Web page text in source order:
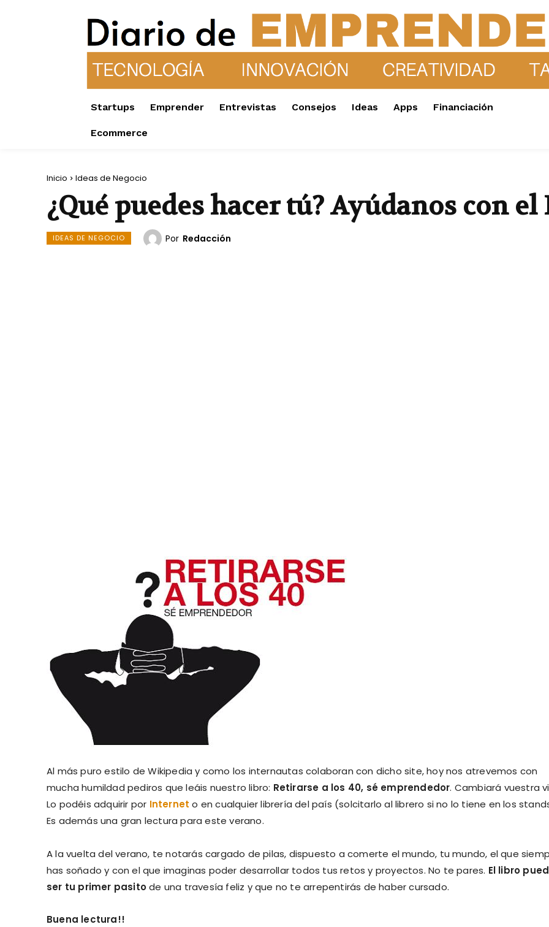
Startups Emprender Entrevistas Consejos Ideas Apps Financiación
Ecommerce
Inicio Ideas de Negocio
¿Qué puedes hacer tú? Ayúdanos con el
IDEAS DE NEGOCIO Por Redacción
Al más puro estilo de Wikipedia y como los internautas colaboran con dicho site, hoy nos atrevemos con
mucha humildad pediros que leáis nuestro libro: Retirarse a los 40, sé emprendedor. Cambiará vuestra
Lo podéis adquirir por Internet o en cualquier librería del país (solcitarlo al librero si no lo tiene en los
Es además una gran lectura para este verano.
A la vuelta del verano, te notarás cargado de pilas, dispuesto a comerte el mundo, tu mundo, el que
has soñado y con el que imaginas poder desarrollar todos tus retos y proyectos. No te pares. El libro
ser tu primer pasitode una travesía feliz y que no te arrepentirás de haber cursado.
Buena lectura!!